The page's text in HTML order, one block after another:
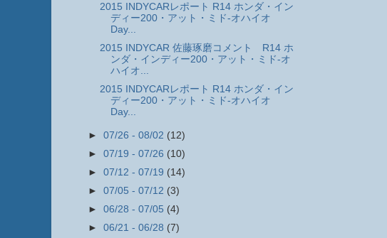
2015 INDYCARレポート R14 ホンダ・イン
ディー200・アット・ミド-オハイオ
Day...
2015 INDYCAR 佐藤琢磨コメント R14 ホ
ンダ・インディー200・アット・ミド-オ
ハイオ...
2015 INDYCARレポート R14 ホンダ・イン
ディー200・アット・ミド-オハイオ
Day...
► 07/26 - 08/02 (12)
► 07/19 - 07/26 (10)
► 07/12 - 07/19 (14)
► 07/05 - 07/12 (3)
► 06/28 - 07/05 (4)
► 06/21 - 06/28 (7)